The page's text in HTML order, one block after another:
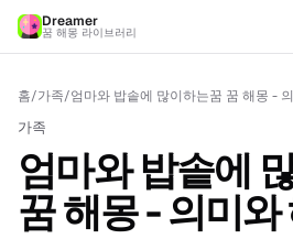
Dreamer
꿈 해몽 라이브러리
홈/가족/엄마와 밥솥에 많이하는꿈 꿈 해몽 -
가족
엄마와 밥솥에
꿈 해몽 - 의미와